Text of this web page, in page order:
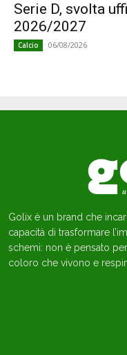
Serie D, svolta
2026/2027
Calcio 06/08/2026
Golix è un brand che
capacità di trasformare
schemi: non è pensato
coloro che vivono e